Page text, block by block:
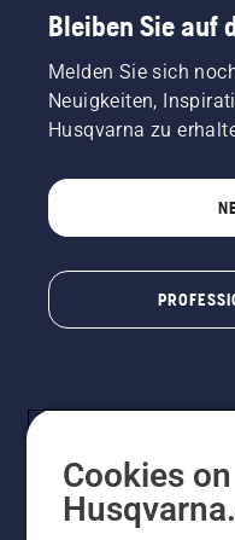
Bleiben Sie auf
Melden Sie sich
Neuigkeiten,
Husqvarna zu
Cookies on